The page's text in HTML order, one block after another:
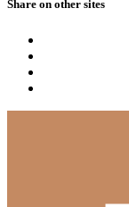
Share on other sites